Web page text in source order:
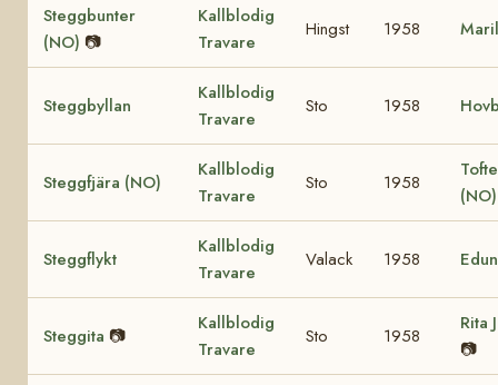
Steggbunter
(NO) 📷
Kallblodig
Travare
Hingst 1958
Steggbyllan
Kallblodig
Travare
Sto 1958
Steggfjära (NO)
Kallblodig
Travare
Sto 1958
Steggflykt
Kallblodig
Travare
Valack 1958
Steggita 📷
Kallblodig
Travare
Sto 1958
Rita
📷